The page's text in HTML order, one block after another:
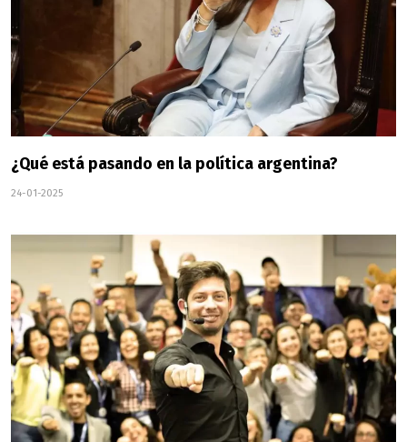
¿Qué está pasando en la política argentina?
24-01-2025